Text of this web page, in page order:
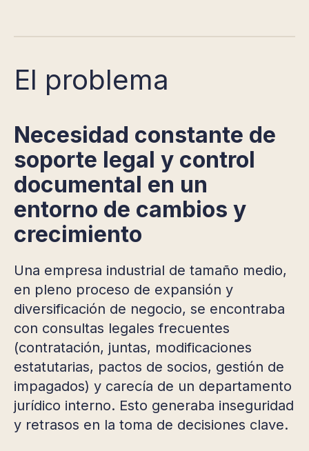
El problema
Necesidad constante de
soporte legal y control
documental en un
entorno de cambios y
crecimiento
Una empresa industrial de tamaño medio,
en pleno proceso de expansión y
diversificación de negocio, se encontraba
con consultas legales frecuentes
(contratación, juntas, modificaciones
estatutarias, pactos de socios, gestión de
impagados) y carecía de un departamento
jurídico interno. Esto generaba inseguridad
y retrasos en la toma de decisiones clave.